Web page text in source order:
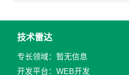
技术雷达
专长领域：暂无信息
开发平台：WEB开发